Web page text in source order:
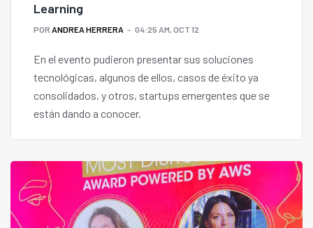
Learning
POR ANDREA HERRERA 04:25 AM, OCT 12
En el evento pudieron presentar sus soluciones
tecnológicas, algunos de ellos, casos de éxito ya
consolidados, y otros, startups emergentes que se
están dando a conocer.